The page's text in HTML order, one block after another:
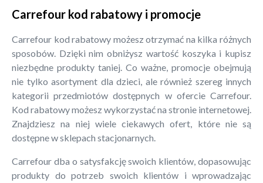
Carrefour kod rabatowy i promocje
Carrefour kod rabatowy możesz otrzymać na kilka różnych
sposobów. Dzięki nim obniżysz wartość koszyka i kupisz
niezbędne produkty taniej. Co ważne, promocje obejmują
nie tylko asortyment dla dzieci, ale również szereg innych
kategorii przedmiotów dostępnych w ofercie Carrefour.
Kod rabatowy możesz wykorzystać na stronie internetowej.
Znajdziesz na niej wiele ciekawych ofert, które nie są
dostępne w sklepach stacjonarnych.
Carrefour dba o satysfakcję swoich klientów, dopasowując
produkty do potrzeb swoich klientów i wprowadzając